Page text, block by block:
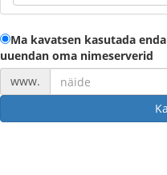
Ma kavatsen kasutada
uuendan oma nimeserverid
www.